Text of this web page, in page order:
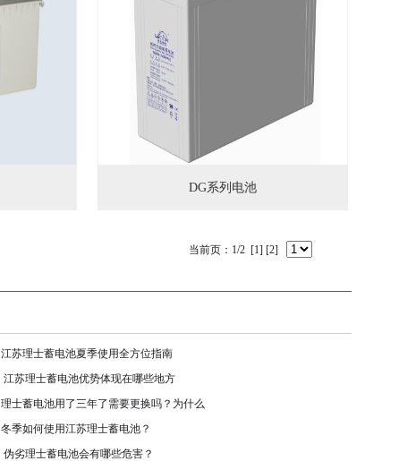
DG系列电池
当前页：1/2 [1] [2]
江苏理士蓄电池夏季使用全方位指南
江苏理士蓄电池优势体现在哪些地方
理士蓄电池用了三年了需要更换吗？为什么
冬季如何使用江苏理士蓄电池？
伪劣理士蓄电池会有哪些危害？